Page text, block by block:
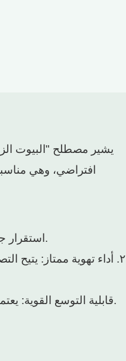
يشير مصطلح "البيوت
افتراضي، وهي
1. استقرار جيد في درجة الحرارة: نظرًا لأن الدفيئة الزجاجية تتمتع بعزل حراري جيد، فإن درجة الحرارة تتغير ببطء، مما يوفر بيئة ذات درجة حرارة أكثر استقرارًا.
٢. أداء تهوية ممتاز: يتيح
3. قابلية التوسع القوية: يعتمد بيت الزجاج فينلو على تصميم معياري ويمكن ربطه بمرونة في بيوت زجاجية بأحجام مختلفة، وهو مناسب لاحتياجات الزراعة على نطاقات مختلفة.